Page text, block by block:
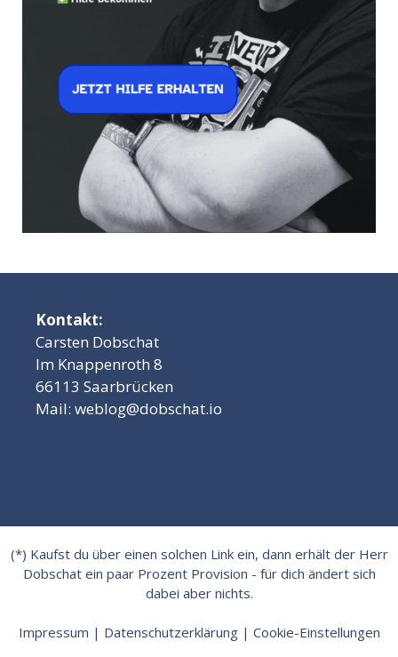
Kontakt:
Carsten Dobschat
Im Knappenroth 8
66113 Saarbrücken
Mail: weblog@dobschat.io
(*) Kaufst du über einen solchen Link ein, dann erhält der Herr
Dobschat ein paar Prozent Provision - für dich ändert sich
dabei aber nichts.
Impressum | Datenschutzerklärung| Cookie-Einstellungen